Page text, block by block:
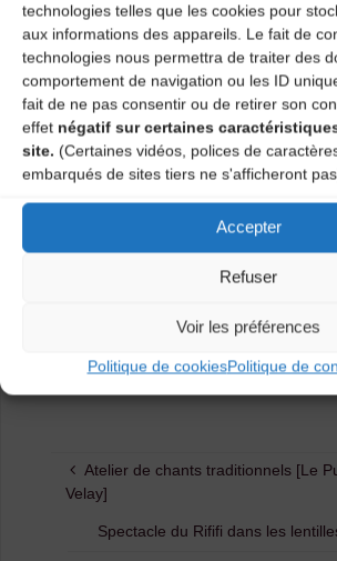
technologies telles que les cookies pour
aux informations des appareils. Le fait de
technologies nous permettra de traiter des
comportement de navigation ou les ID
fait de ne pas consentir ou de retirer son
effet négatif sur certaines
site. (Certaines vidéos, polices de
embarqués de sites tiers ne s'afficheront
Accepter
Refuser
Voir les préférences
Politique de cookiesPolitique de
Avec Tir Na Céol et les Frères Bumpkins
Buvette et restauration sur place (fish &
Org : Association Osons l’art
Atelier de chants traditionnels [Le
Velay]
Spectacle du Rififi dans les